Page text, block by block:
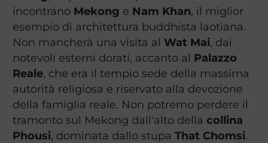
incontrano Mekong e Nam Khan, il miglior
esempio di architettura buddhista laotiana.
Non mancherà una visita al Wat Mai, dai
notevoli esterni dorati, accanto al Palazzo
Reale, che era il tempio sede della massima
autorità religiosa e riservato alla devozione
della famiglia reale. Non potremo perdere il
tramonto sul Mekong dall'alto della collina
Phousi, dominata dallo stupa That Chomsi.